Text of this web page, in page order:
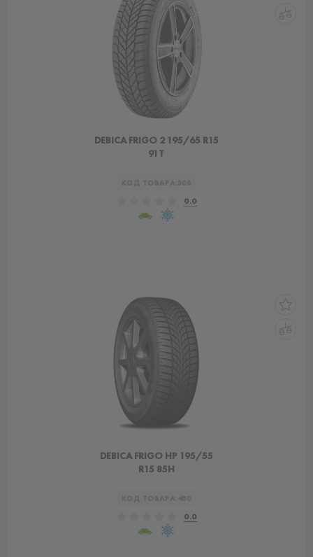
DEBICA FRIGO 2 195/65 R15
91T
0.0
DEBICA FRIGO HP 195/55
R15 85H
480
0.0